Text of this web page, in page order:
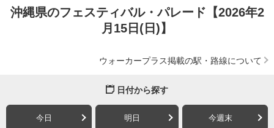
沖縄県のフェスティバル・パレード【2026年2
月15日(日)】
ウォーカープラス掲載の駅・路線について
日付から探す
今日 明日 今週末